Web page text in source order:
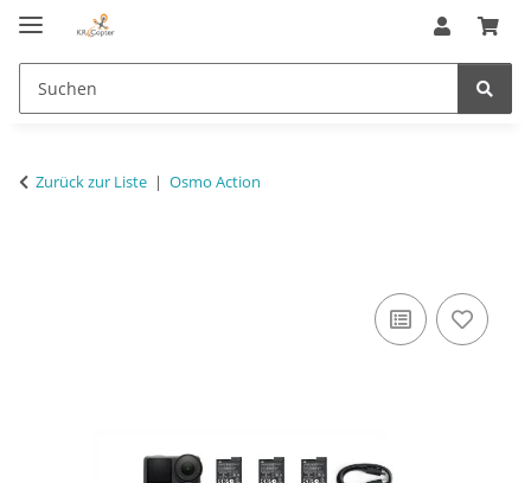
Zurück zur Liste Osmo Action